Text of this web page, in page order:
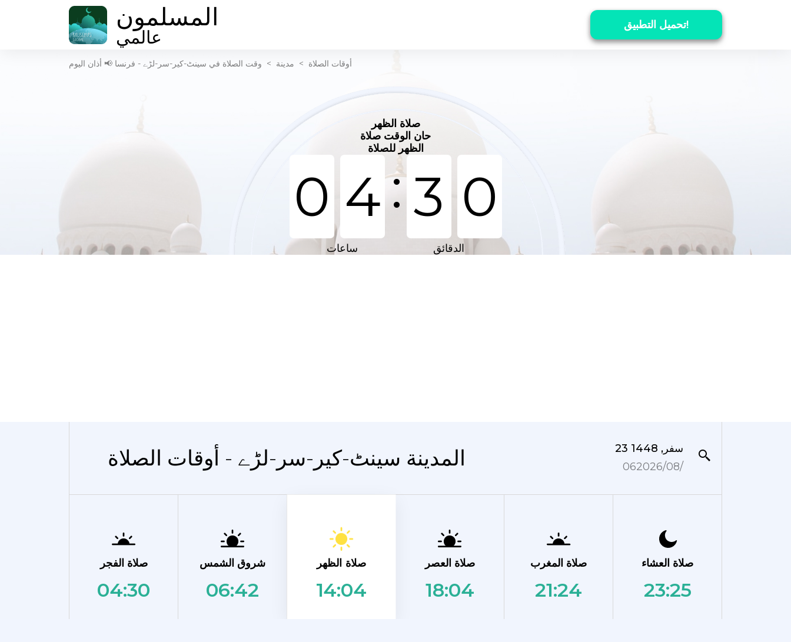
المسلمون
عالمي تحميل التطبيق!
أوقات الصلاة > مدينة > وقت الصلاة في سینٹ-کیر-سر-لڑے - فرنسا 📢 أذان اليوم
صلاة الظهر
حان الوقت صلاة
الظهر للصلاة
0 4:3 0
ساعات الدقائق
المدينة سینٹ-کیر-سر-لڑے - أوقات الصلاة
23 سفر, 1448
06‏/08‏/2026
صلاة الفجر
04:30
شروق الشمس
06:42
صلاة الظهر
14:04
صلاة العصر
18:04
صلاة المغرب
21:24
صلاة العشاء
23:25